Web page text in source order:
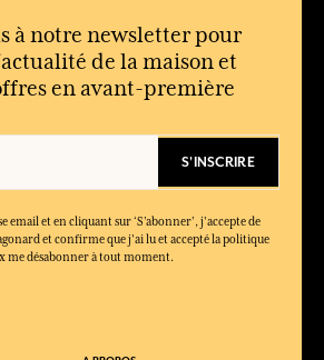
à notre newsletter pour
de la maison et
en avant-première
S'INSCRIRE
email et en cliquant sur ‘S’abonner’, j'accepte de
et confirme que j'ai lu et accepté la politique
me désabonner à tout moment.